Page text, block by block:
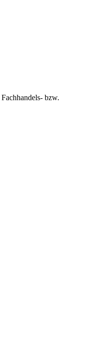
bzw.